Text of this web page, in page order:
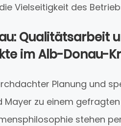
Vielseitigkeit des
Qualitätsarbeit
im Alb-Donau-
Planung und
zu einem
stehen